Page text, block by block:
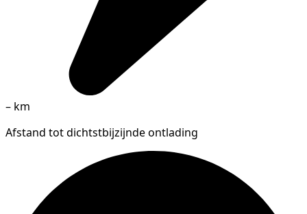
– km
Afstand tot dichtstbijzijnde ontlading